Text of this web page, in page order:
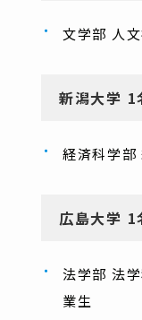
文学部 人
新潟大学 1
経済科学部
広島大学 1
法学部 法
業生